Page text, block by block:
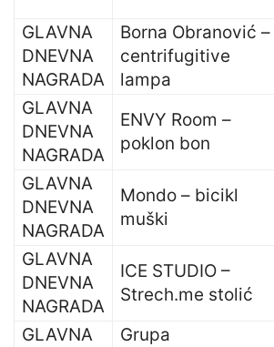
GLAVNA
DNEVNA
NAGRADA
Borna Obranović –
centrifugitive
lampa
GLAVNA
DNEVNA
NAGRADA
ENVY Room –
poklon bon
GLAVNA
DNEVNA
NAGRADA
Mondo – bicikl
muški
GLAVNA
DNEVNA
NAGRADA
ICE STUDIO –
Strech.me stolić
GLAVNA
Grupa